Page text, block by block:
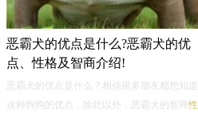
恶霸犬的优点是什么?恶霸犬的优
点、性格及智商介绍!
恶霸犬的优点是什么？相信很多朋友都想知道
这种狗狗的优点，除此以外，恶霸犬的智商 性